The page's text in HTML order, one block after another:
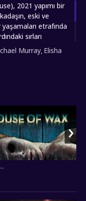
2021 yapımı bir
eski ve
etrafında
sırları
geçmişle
klasik korku
getirerek
Murray, Elisha
›